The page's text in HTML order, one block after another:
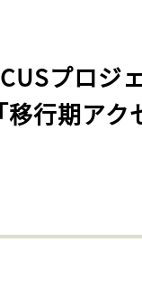
プロジ
移行期アク